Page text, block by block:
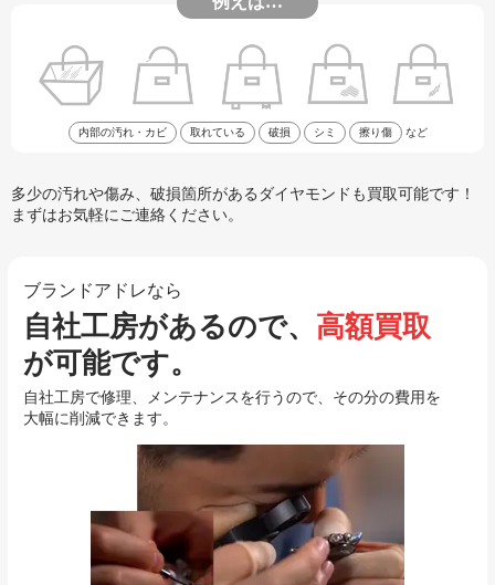
内部の汚れ・カビ 取れている 破損 シミ 擦り傷 など
多少の汚れや傷み、破損箇所があるダイヤモンドも買取可能です！
まずはお気軽にご連絡ください。
ブランドアドレなら
自社工房があるので、 高額買取
が可能です。
自社工房で修理、メンテナンスを行うので、その分の費用を
大幅に削減できます。